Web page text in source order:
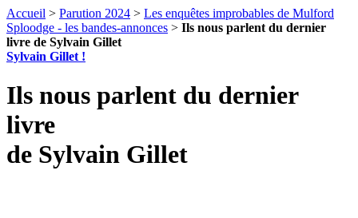
Accueil > Parution 2024 > Les enquêtes improbables de Mulford
Sploodge - les bandes-annonces > Ils nous parlent du dernier
livre de Sylvain Gillet
Sylvain Gillet !
Ils nous parlent du dernier
livre
de Sylvain Gillet